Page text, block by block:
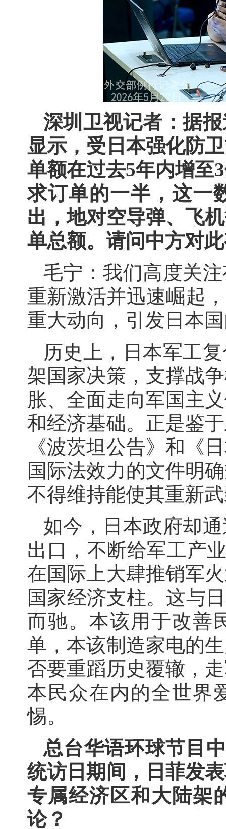
深圳卫视记者：据
显示，受日本强化防
单额在过去5年内增至
求订单的一半，这一
出，地对空导弹、飞
单总额。请问中方对
毛宁：我们高度关
重新激活并迅速崛起
重大动向，引发日本
历史上，日本军工
架国家决策，支撑战
胀、全面走向军国主
和经济基础。正是鉴
《波茨坦公告》和《
国际法效力的文件明
不得维持能使其重新
如今，日本政府却
出口，不断给军工产
在国际上大肆推销军
国家经济支柱。这与
而驰。本该用于改善
单，本该制造家电的
否要重蹈历史覆辙，
本民众在内的全世界
惕。
总台华语环球节目
统访日期间，日菲发
专属经济区和大陆架
论？